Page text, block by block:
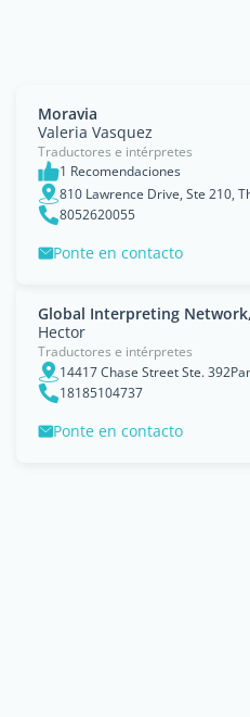
Moravia
Valeria Vasquez
Traductores e intérpretes
1 Recomendaciones
810 Lawrence Drive, Ste 210,
8052620055
Ponte en contacto
Global Interpreting
Hector
Traductores e intérpretes
14417 Chase Street Ste.
18185104737
Ponte en contacto